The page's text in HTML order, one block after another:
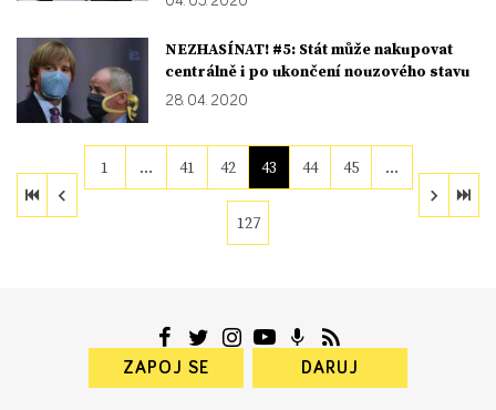
NEZHASÍNAT! #5: Stát může nakupovat
centrálně i po ukončení nouzového stavu
28. 04. 2020
1 … 41 42 43 44 45 …
127
ZAPOJ SE DARUJ